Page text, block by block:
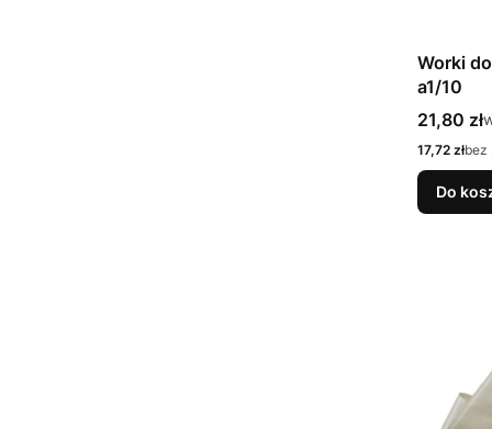
Worki
a1/10
Cena
21,80 zł
Cena netto
17,72 złbez
Do